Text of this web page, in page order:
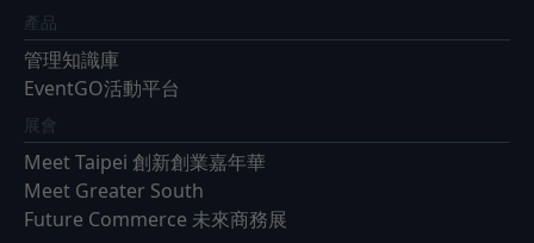
產品
管理知識庫
EventGO活動平台
展會
Meet Taipei 創新創業嘉年華
Meet Greater South
Future Commerce 未來商務展